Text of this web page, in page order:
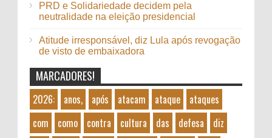
PRD e Solidariedade decidem pela
neutralidade na eleição presidencial
Atitude irresponsável, diz Lula após revogação
de visto de embaixadora
MARCADORES!
2026: anos, após atacam ataque
ataques
com
como contra cultura das defesa
diz